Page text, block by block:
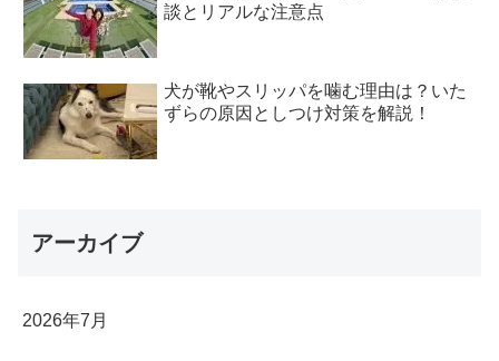
談とリアルな注意点
犬が靴やスリッパを噛む理由は？いた
ずらの原因としつけ対策を解説！
アーカイブ
2026年7月